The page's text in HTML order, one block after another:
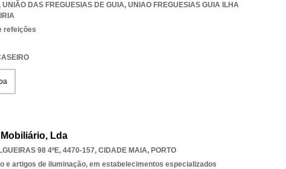
DAS FREGUESIAS DE GUIA, UNIAO FREGUESIAS GUIA ILHA
refeições
Lda
98 4ºE, 4470-157, CIDADE MAIA, PORTO
e artigos de iluminação, em estabelecimentos especializados